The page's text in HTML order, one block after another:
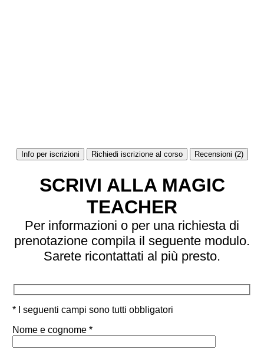
Info per iscrizioni Richiedi iscrizione al corso Recensioni (2)
SCRIVI ALLA MAGIC
TEACHER
Per informazioni o per una richiesta di
prenotazione compila il seguente modulo.
Sarete ricontattati al più presto.
* I seguenti campi sono tutti obbligatori
Nome e cognome *